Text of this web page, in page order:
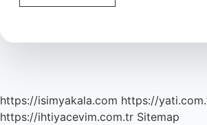
Ağrısı
Geçer
https://isimyakala.com https://
https://ihtiyacevim.com.tr Sitemap